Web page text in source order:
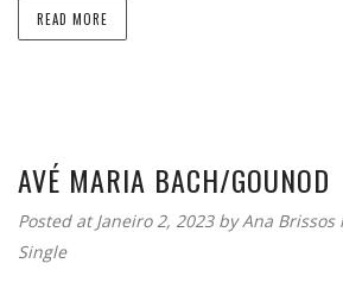
READ MORE
AVÉ MARIA BACH/GOUNOD
Posted at Janeiro 2, 2023 byAna Brissos
Single